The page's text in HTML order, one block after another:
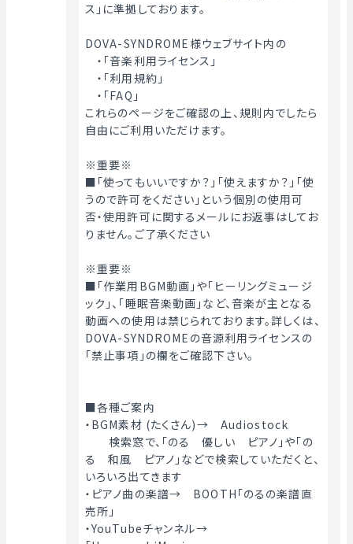
ス」に準拠しております。
DOVA-SYNDROME様ウェブサイト内の
・「音楽利用ライセンス」
・「利用規約」
・「FAQ」
これらのページをご確認の上、規則内でしたら
自由にご利用いただけます。
※重要※
■「使ってもいいですか？」「使えますか？」「使
うので許可をください」という個別の使用可
否・使用許可に関するメールにお返事はしてお
りません。ご了承ください
※重要※
■「作業用BGM動画」や「ヒーリングミュージ
ック」、「睡眠音楽動画」など、音楽が主となる
動画への使用は禁じられております。詳しくは、
DOVA-SYNDROMEの音源利用ライセンスの
「禁止事項」の欄をご確認下さい。
■各種ご案内
・BGM素材 (たくさん)→　Audiostock
検索窓で、「のる　優しい　ピアノ」や「の
る　和風　ピアノ」などで検索していただくと、
いろいろ出てきます
・ピアノ曲の楽譜→　BOOTH「のるの楽譜直
売所」
・YouTubeチャンネル→